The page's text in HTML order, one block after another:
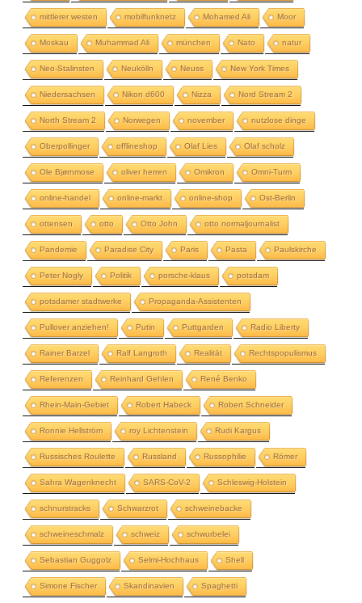
mittlerer westen mobilfunknetz Mohamed Ali Moor
Moskau Muhammad Ali münchen Nato natur
Neo-Stalinsten Neukölln Neuss New York Times
Niedersachsen Nikon d600 Nizza Nord Stream 2
North Stream 2 Norwegen november nutzlose dinge
Oberpollinger offlineshop Olaf Lies Olaf scholz
Ole Bjørnmose oliver herren Omikron Omni-Turm
online-handel online-markt online-shop Ost-Berlin
ottensen otto Otto John otto normaljournalist
Pandemie Paradise City Paris Pasta Paulskirche
Peter Nogly Politik porsche-klaus potsdam
potsdamer stadtwerke Propaganda-Assistenten
Pullover anziehen! Putin Puttgarden Radio Liberty
Rainer Barzel Ralf Langroth Realität Rechtspopulismus
Referenzen Reinhard Gehlen René Benko
Rhein-Main-Gebiet Robert Habeck Robert Schneider
Ronnie Hellström roy Lichtenstein Rudi Kargus
Russisches Roulette Russland Russophilie Römer
Sahra Wagenknecht SARS-CoV-2 Schleswig-Holstein
schnurstracks Schwarzrot schweinebacke
schweineschmalz schweiz schwurbelei
Sebastian Guggolz Selmi-Hochhaus Shell
Simone Fischer Skandinavien Spaghetti